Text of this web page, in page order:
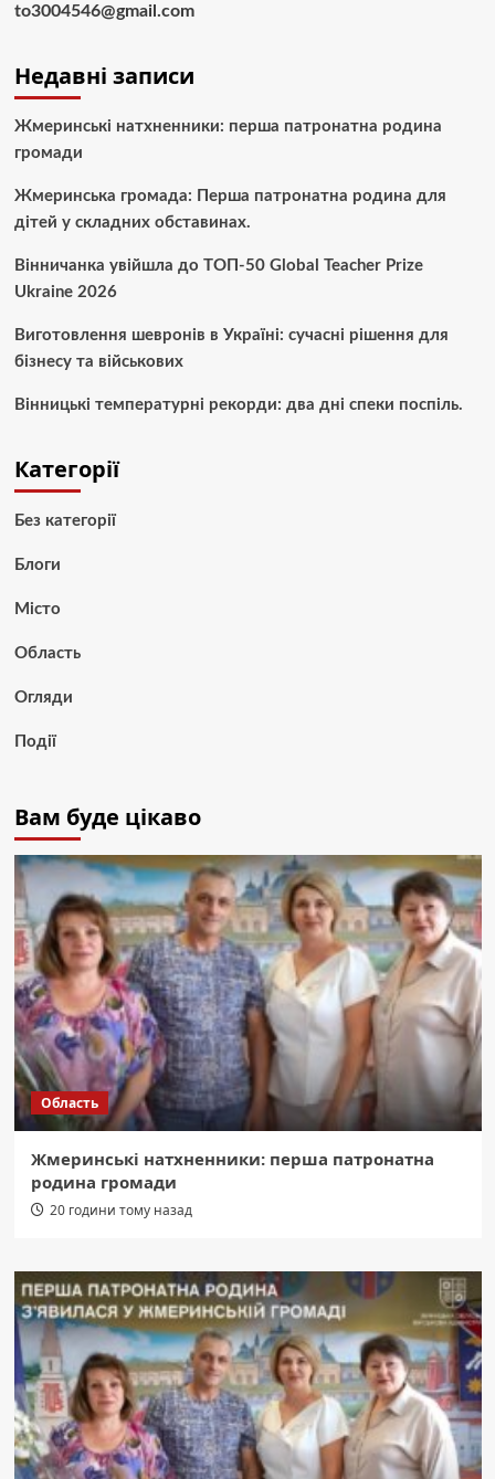
to3004546@gmail.com
Недавні записи
Жмеринські натхненники: перша патронатна родина
громади
Жмеринська громада: Перша патронатна родина для
дітей у складних обставинах.
Вінничанка увійшла до ТОП-50 Global Teacher Prize
Ukraine 2026
Виготовлення шевронів в Україні: сучасні рішення для
бізнесу та військових
Вінницькі температурні рекорди: два дні спеки поспіль.
Категорії
Без категорії
Блоги
Місто
Область
Огляди
Події
Вам буде цікаво
Область
Жмеринські натхненники: перша патронатна
родина громади
20 години тому назад